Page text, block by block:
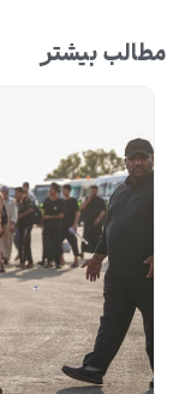
مطالب بیشتر